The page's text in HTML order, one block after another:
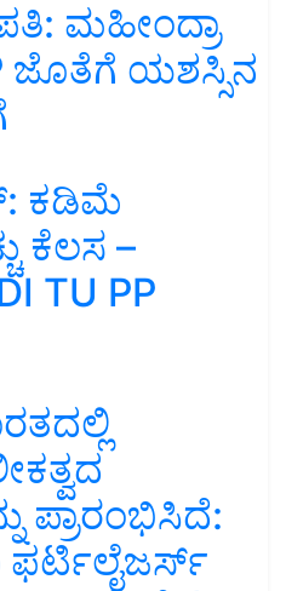
ಮಹೀಂದ್ರಾ
ಜೊತೆಗೆ ಯಶಸ್ಸಿನ
ಕಡಿಮೆ
ಕೆಲಸ –
TU PP
ಪ್ರಾರಂಭಿಸಿದೆ:
ಫರ್ಟಿಲೈಜರ್ಸ್